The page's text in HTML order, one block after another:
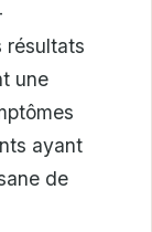
résultats
une
ayant
de